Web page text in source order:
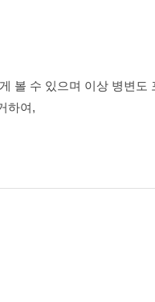
볼 수 있으며 이상 병변도
하여,